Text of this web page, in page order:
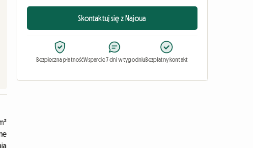
Skontaktuj się z Najoua
Bezpieczna płatnośćWsparcie 7 dni w tygodniuBezpłatny kontakt